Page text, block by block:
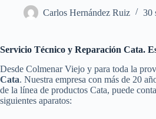
Carlos Hernández Ruiz 30
Servicio Técnico y Reparación Cata.
Desde Colmenar Viejo y para toda la
Cata. Nuestra empresa con más de 20
de la línea de productos Cata, puede
siguientes aparatos: